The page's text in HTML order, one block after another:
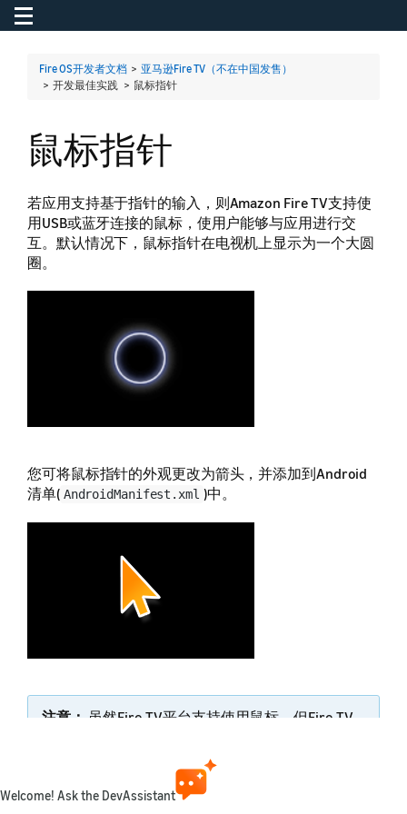
Toggle navigation
Fire OS开发者文档 > 亚马逊Fire TV（不在中国发售）
> 开发最佳实践 > 鼠标指针
鼠标指针
若应用支持基于指针的输入，则Amazon Fire TV支持使
用USB或蓝牙连接的鼠标，使用户能够与应用进行交
互。默认情况下，鼠标指针在电视机上显示为一个大圆
圈。
您可将鼠标指针的外观更改为箭头，并添加到Android
清单( AndroidManifest.xml )中。
注意： 虽然Fire TV平台支持使用鼠标，但Fire TV
需要获得亚马逊应用商店许可。有关更多信息，请
Welcome! Ask the DevAssistant